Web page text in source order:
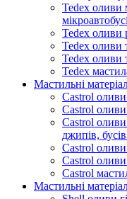
Tedex оливи
Tedex оливи
Tedex оливи
Tedex оливи
Tedex
Мастильні
Castrol
Castrol оливи
Castrol
джипів,
Castrol
Castrol оливи
Castrol
Мастильні